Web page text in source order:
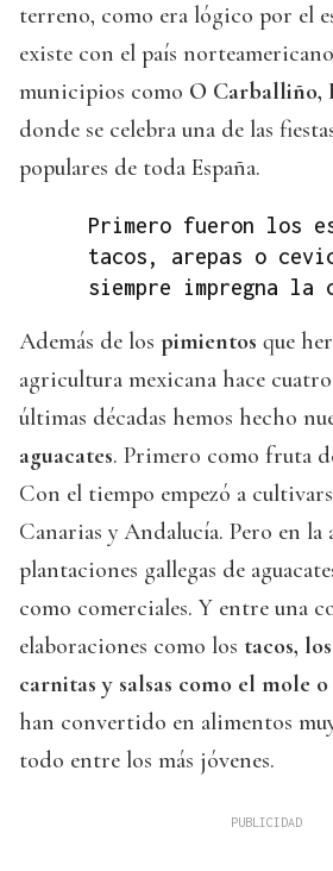
terreno, como era lógico por el
existe con el país
municipios como O Carballiño,
donde se celebra una de las
populares de toda España.
Primero fueron los
tacos, arepas o
siempre impregna la
Además de los pimientos que
agricultura mexicana hace
últimas décadas hemos hecho
aguacates. Primero como fruta
Con el tiempo empezó a
Canarias y Andalucía. Pero en la
plantaciones gallegas de
como comerciales. Y entre una
elaboraciones como los tacos,
carnitas y salsas como el mole
han convertido en alimentos
todo entre los más jóvenes.